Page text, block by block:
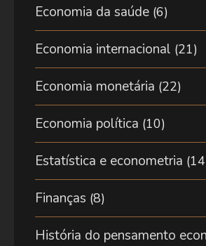
Economia da saúde (6)
Economia internacional (21)
Economia monetária (22)
Economia política (10)
Estatística e econometria
Finanças (8)
História do pensamento